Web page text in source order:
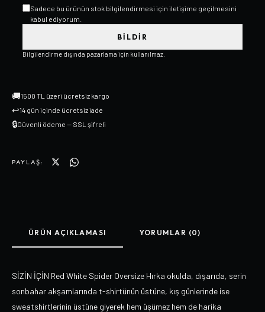
Sadece bu ürünün stok bilgilendirmesi için iletişime geçilmesini
kabul ediyorum.
BILDIR
Bilgilendirme dışında pazarlama için kullanılmaz.
🚚1500 TL üzeri ücretsiz kargo
↩14 gün içinde ücretsiz iade
🔒Güvenli ödeme — SSL şifreli
PAYLAŞ:
ÜRÜN AÇIKLAMASI YORUMLAR (0)
SİZİN İÇİN Red White Spider Oversize Hırka okulda, dışarıda, serin
sonbahar akşamlarında t-shirtünün üstüne, kış günlerinde ise
sweatshirtlerinin üstüne giyerek hem üşümez hem de harika